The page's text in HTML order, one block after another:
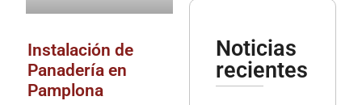
Instalación de
Panadería en
Pamplona
Noticias
recientes